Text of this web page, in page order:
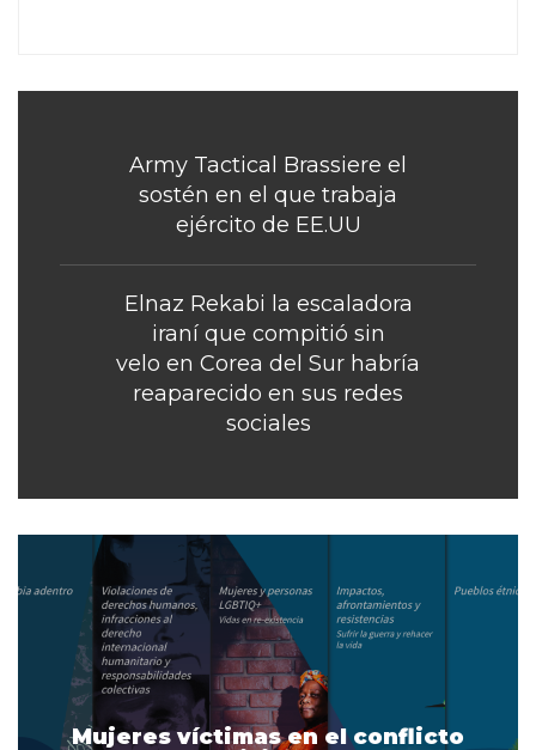
Army Tactical Brassiere el
sostén en el que trabaja
ejército de EE.UU
Elnaz Rekabi la escaladora
iraní que compitió sin
velo en Corea del Sur habría
reaparecido en sus redes
sociales
Mujeres víctimas en el conflicto